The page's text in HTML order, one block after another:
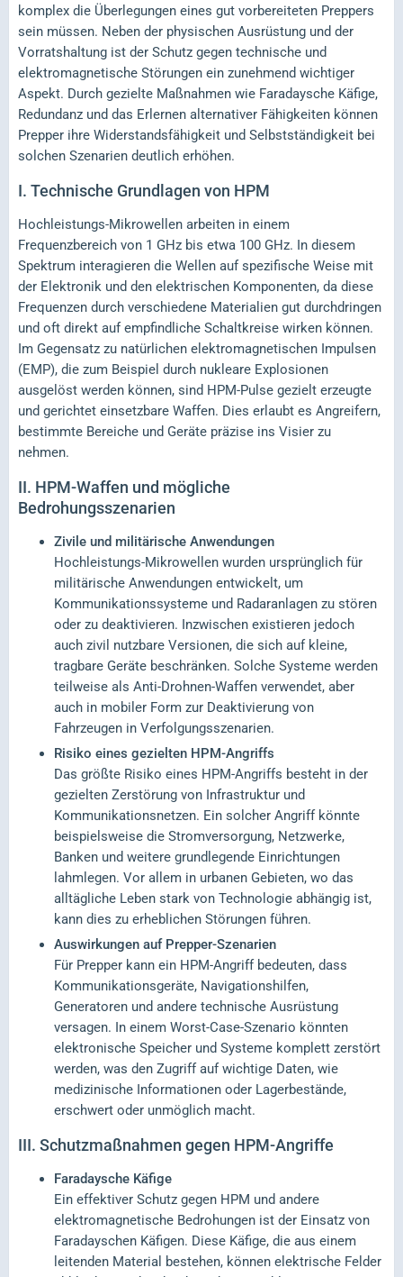
komplex die Überlegungen eines gut vorbereiteten Preppers
sein müssen. Neben der physischen Ausrüstung und der
Vorratshaltung ist der Schutz gegen technische und
elektromagnetische Störungen ein zunehmend wichtiger
Aspekt. Durch gezielte Maßnahmen wie Faradaysche Käfige,
Redundanz und das Erlernen alternativer Fähigkeiten können
Prepper ihre Widerstandsfähigkeit und Selbstständigkeit bei
solchen Szenarien deutlich erhöhen.
I. Technische Grundlagen von HPM
Hochleistungs-Mikrowellen arbeiten in einem
Frequenzbereich von 1 GHz bis etwa 100 GHz. In diesem
Spektrum interagieren die Wellen auf spezifische Weise mit
der Elektronik und den elektrischen Komponenten, da diese
Frequenzen durch verschiedene Materialien gut durchdringen
und oft direkt auf empfindliche Schaltkreise wirken können.
Im Gegensatz zu natürlichen elektromagnetischen Impulsen
(EMP), die zum Beispiel durch nukleare Explosionen
ausgelöst werden können, sind HPM-Pulse gezielt erzeugte
und gerichtet einsetzbare Waffen. Dies erlaubt es Angreifern,
bestimmte Bereiche und Geräte präzise ins Visier zu
nehmen.
II. HPM-Waffen und mögliche
Bedrohungsszenarien
Zivile und militärische Anwendungen
Hochleistungs-Mikrowellen wurden ursprünglich für
militärische Anwendungen entwickelt, um
Kommunikationssysteme und Radaranlagen zu stören
oder zu deaktivieren. Inzwischen existieren jedoch
auch zivil nutzbare Versionen, die sich auf kleine,
tragbare Geräte beschränken. Solche Systeme werden
teilweise als Anti-Drohnen-Waffen verwendet, aber
auch in mobiler Form zur Deaktivierung von
Fahrzeugen in Verfolgungsszenarien.
Risiko eines gezielten HPM-Angriffs
Das größte Risiko eines HPM-Angriffs besteht in der
gezielten Zerstörung von Infrastruktur und
Kommunikationsnetzen. Ein solcher Angriff könnte
beispielsweise die Stromversorgung, Netzwerke,
Banken und weitere grundlegende Einrichtungen
lahmlegen. Vor allem in urbanen Gebieten, wo das
alltägliche Leben stark von Technologie abhängig ist,
kann dies zu erheblichen Störungen führen.
Auswirkungen auf Prepper-Szenarien
Für Prepper kann ein HPM-Angriff bedeuten, dass
Kommunikationsgeräte, Navigationshilfen,
Generatoren und andere technische Ausrüstung
versagen. In einem Worst-Case-Szenario könnten
elektronische Speicher und Systeme komplett zerstört
werden, was den Zugriff auf wichtige Daten, wie
medizinische Informationen oder Lagerbestände,
erschwert oder unmöglich macht.
III. Schutzmaßnahmen gegen HPM-Angriffe
Faradaysche Käfige
Ein effektiver Schutz gegen HPM und andere
elektromagnetische Bedrohungen ist der Einsatz von
Faradayschen Käfigen. Diese Käfige, die aus einem
leitenden Material bestehen, können elektrische Felder